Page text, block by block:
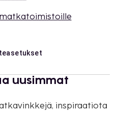
uusimmat
inspiraatiota